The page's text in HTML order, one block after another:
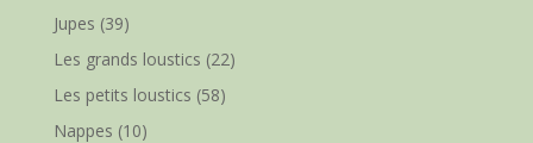
Jupes (39)
Les grands loustics (22)
Les petits loustics (58)
Nappes (10)